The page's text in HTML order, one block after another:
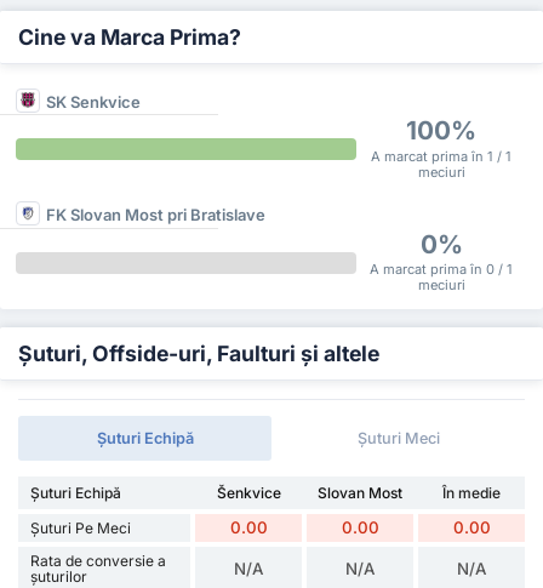
Cine va Marca Prima?
SK Senkvice
100%
A marcat prima în 1 / 1
meciuri
FK Slovan Most pri Bratislave
0%
A marcat prima în 0 / 1
meciuri
Șuturi, Offside-uri, Faulturi și altele
Șuturi Echipă Șuturi Meci
Șuturi Echipă Šenkvice Slovan Most
În medie
Șuturi Pe Meci
0.00 0.00 0.00
Rata de conversie a
șuturilor
N/A N/A N/A